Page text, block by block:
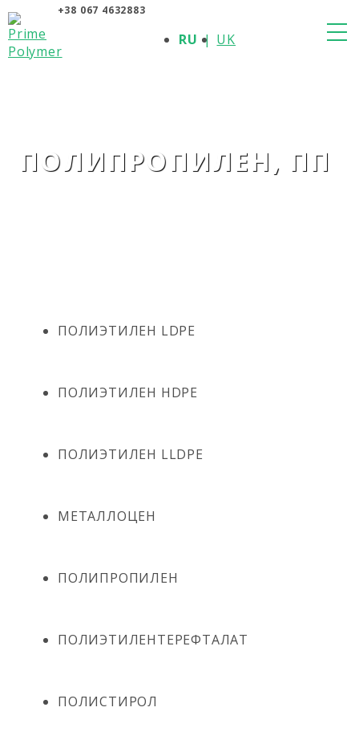
+38 067 4632883
RU UK
ПОЛИПРОПИЛЕН, ПП
ПОЛИЭТИЛЕН LDPE
ПОЛИЭТИЛЕН HDPE
ПОЛИЭТИЛЕН LLDPE
МЕТАЛЛОЦЕН
ПОЛИПРОПИЛЕН
ПОЛИЭТИЛЕНТЕРЕФТАЛАТ
ПОЛИСТИРОЛ
О КОМПАНИИ
ПРОДУКЦИЯ